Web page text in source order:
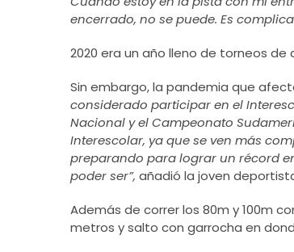
encerrado, no se puede. Es
2020 era un año lleno de torneos de
Sin embargo, la pandemia que
considerado participar en el
Nacional y el Campeonato
Interescolar, ya que se ven más
preparando para lograr un récord
poder ser”, añadió la joven
Además de correr los 80m y 100m
metros y salto con garrocha en